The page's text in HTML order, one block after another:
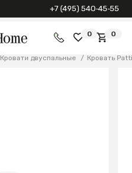
+7 (495) 540‑45‑55
0 0
Кровати двуспальные / Кровать